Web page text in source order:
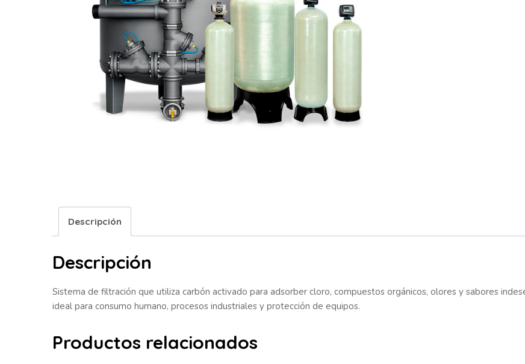
Descripción
Descripción
Sistema de filtración que utiliza carbón activado para adsorber cloro, compuestos orgánicos, olores y sabores
ideal para consumo humano, procesos industriales y protección de equipos.
Productos relacionados